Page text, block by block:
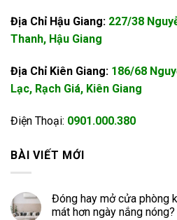
Địa Chỉ Hậu Giang: 227/38
Thanh, Hậu Giang
Địa Chỉ Kiên Giang: 186/68
Lạc, Rạch Giá, Kiên Giang
Điện Thoại: 0901.000.380
BÀI VIẾT MỚI
Đóng hay mở cửa phòng
mát hơn ngày nắng nóng?